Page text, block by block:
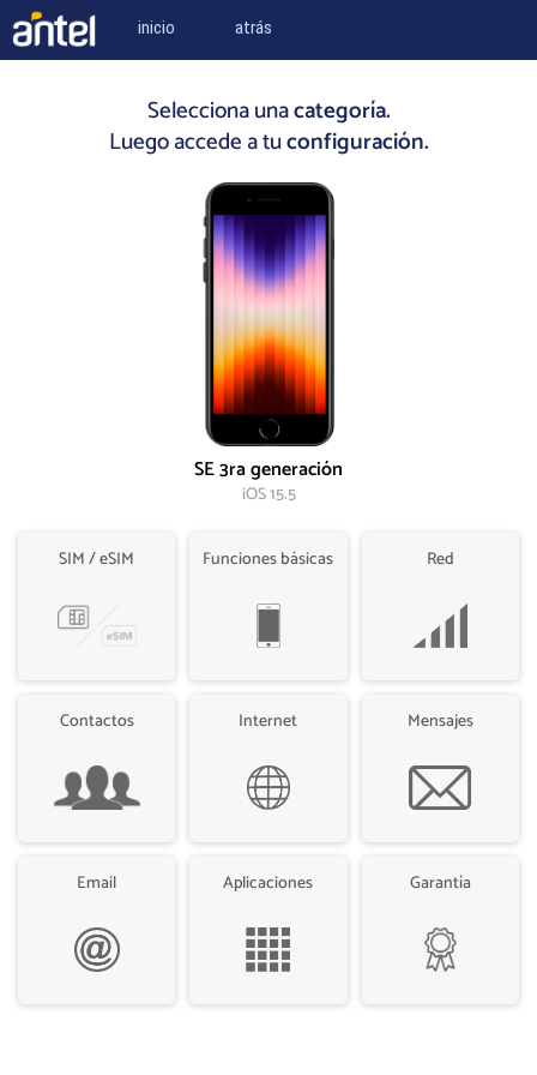
inicio atrás
Selecciona unacategoría.
Luego accede a tuconfiguración.
SE 3ra generación
iOS 15.5
SIM / eSIM Funciones básicas Red
Contactos Internet Mensajes
Email Aplicaciones Garantía